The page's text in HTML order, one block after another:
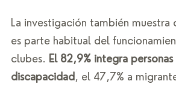
La investigación también muestra
es parte habitual del
clubes. El 82,9% integra
discapacidad, el 47,7% a